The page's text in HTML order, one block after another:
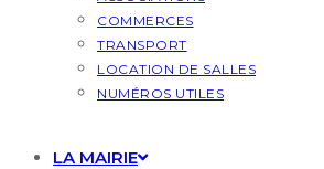
COMMERCES
TRANSPORT
LOCATION DE SALLES
NUMÉROS UTILES
LA MAIRIE